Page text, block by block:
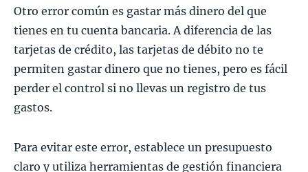
Otro error común es gastar más dinero del que
tienes en tu cuenta bancaria. A diferencia de las
tarjetas de crédito, las tarjetas de débito no te
permiten gastar dinero que no tienes, pero es fácil
perder el control si no llevas un registro de tus
gastos.
Para evitar este error, establece un presupuesto
claro y utiliza herramientas de gestión financiera